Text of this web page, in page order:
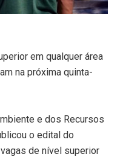
em qualquer área
na próxima quinta-
e dos Recursos
o edital do
de nível superior